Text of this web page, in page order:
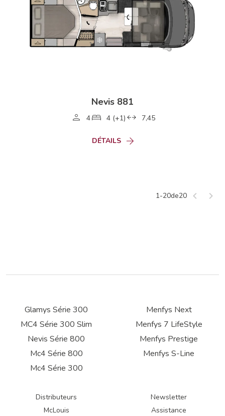
Nevis 881
4 4 (+1) 7,45
DÉTAILS
1-20de20
Glamys Série 300
MC4 Série 300 Slim
Nevis Série 800
Mc4 Série 800
Mc4 Série 300
Menfys Next
Menfys 7 LifeStyle
Menfys Prestige
Menfys S-Line
Distributeurs
McLouis
Newsletter
Assistance